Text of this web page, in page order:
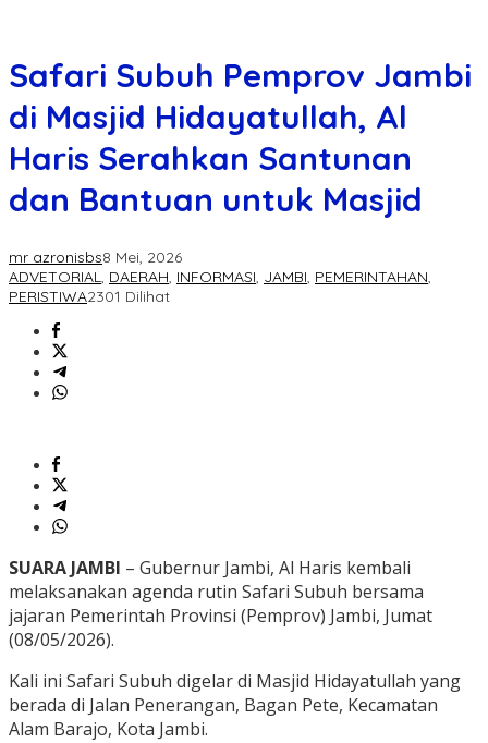
Safari Subuh Pemprov Jambi
di Masjid Hidayatullah, Al
Haris Serahkan Santunan
dan Bantuan untuk Masjid
mr azronisbs8 Mei, 2026
ADVETORIAL, DAERAH, INFORMASI, JAMBI, PEMERINTAHAN,
PERISTIWA2301 Dilihat
SUARA JAMBI – Gubernur Jambi, Al Haris kembali
melaksanakan agenda rutin Safari Subuh bersama
jajaran Pemerintah Provinsi (Pemprov) Jambi, Jumat
(08/05/2026).
Kali ini Safari Subuh digelar di Masjid Hidayatullah yang
berada di Jalan Penerangan, Bagan Pete, Kecamatan
Alam Barajo, Kota Jambi.